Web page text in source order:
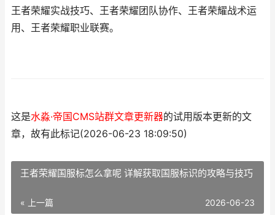
王者荣耀实战技巧、王者荣耀团队协作、王者荣耀战术运
用、王者荣耀职业联赛。
这是水淼·帝国CMS站群文章更新器的试用版本更新的文
章，故有此标记(2026-06-23 18:09:50)
王者荣耀国服标怎么拿呢 详解获取国服标识的攻略与技巧
« 上一篇 2026-06-23